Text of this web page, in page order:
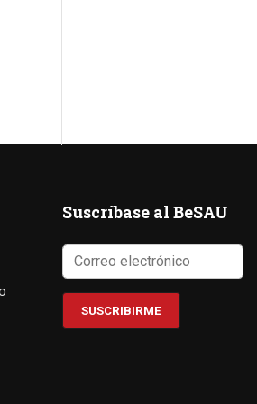
Suscríbase al BeSAU